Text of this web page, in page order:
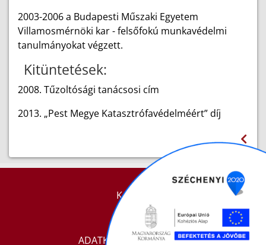
2003-2006 a Budapesti Műszaki Egyetem
Villamosmérnöki kar - felsőfokú munkavédelmi
tanulmányokat végzett.
Kitüntetések:
2008. Tűzoltósági tanácsosi cím
2013. „Pest Megye Katasztrófavédelméért” díj
KAPCSOLAT
IMPRESSZUM
ADATKEZELÉSI TÁJÉKOZTATÓ